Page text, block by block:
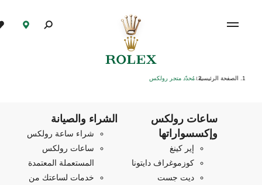
الصفحة الرئيسية/ مُحدّد متجر رولكس
ساعات رولكس
وإكسسواراتها
إير كينغ
كوزموغراف دايتونا
ديت جست
الشراء والصيانة
شراء ساعة رولكس
ساعات رولكس
المستعملة المعتمدة
خدمات لساعتك من